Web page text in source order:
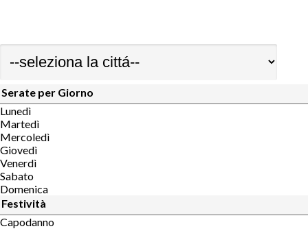
Serate per Giorno
Lunedì
Martedì
Mercoledì
Giovedì
Venerdì
Sabato
Domenica
Festività
Capodanno